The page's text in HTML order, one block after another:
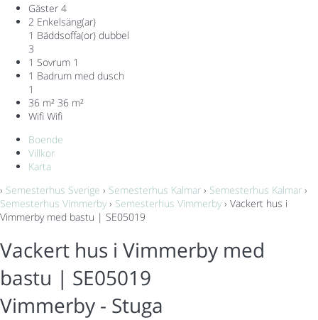
Gäster 4
2 Enkelsäng(ar)
1 Bäddsoffa(or) dubbel
3
1 Sovrum 1
1 Badrum med dusch
1
36 m² 36 m²
Wifi Wifi
Boende
Villkor
Karta
› Semesterhus Sverige › Semesterhus Kalmar › Semesterhus Kalmar ›
Semesterhus Vimmerby › Semesterhus Vimmerby › Vackert hus i
Vimmerby med bastu | SE05019
Vackert hus i Vimmerby med
bastu | SE05019
Vimmerby - Stuga